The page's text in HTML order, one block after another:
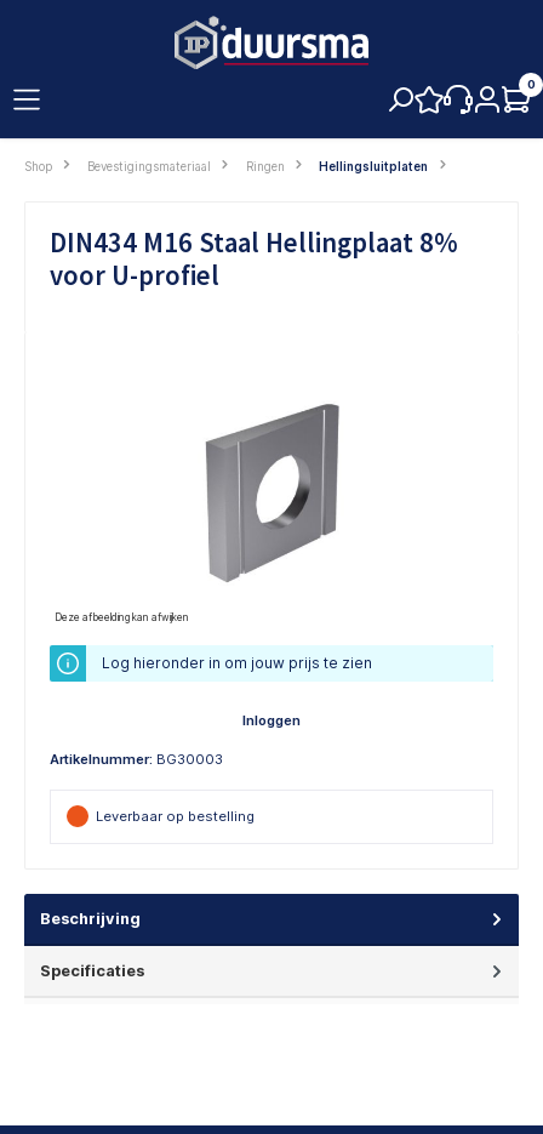
0
Shop Bevestigingsmateriaal Ringen Hellingsluitplaten
DIN434 M16 Staal Hellingplaat 8%
voor U-profiel
Deze afbeelding kan afwijken
Log hieronder in om jouw prijs te zien
Inloggen
Artikelnummer: BG30003
Leverbaar op bestelling
Beschrijving
Specificaties